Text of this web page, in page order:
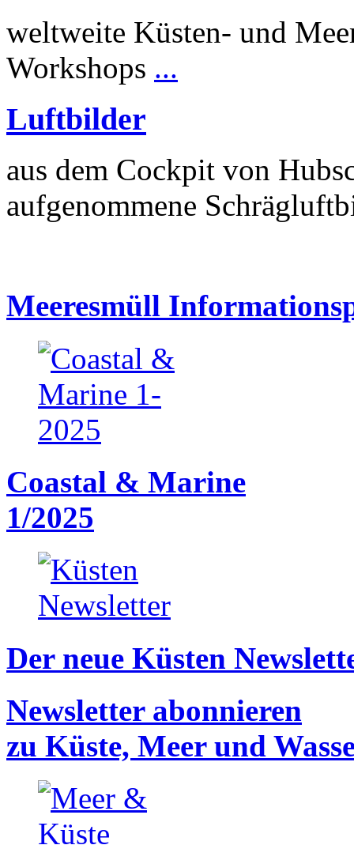
weltweite Küsten- und
Workshops ...
Luftbilder
aus dem Cockpit von
aufgenommene
Meeresmüll
Coastal & Marine
1/2025
Der neue Küsten
Newsletter abonnieren
zu Küste, Meer und